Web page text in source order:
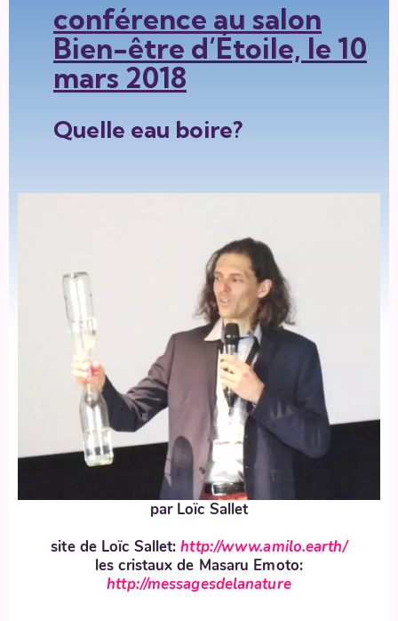
conférence au salon
Bien-être d’Étoile, le 10
mars 2018
Quelle eau boire?
par Loïc Sallet
site de Loïc Sallet:http://www.amilo.earth/
les cristaux de Masaru Emoto:
http://messagesdelanature